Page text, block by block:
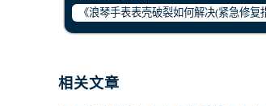
相关文章